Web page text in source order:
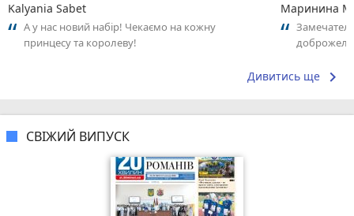
Kalyania Sabet
А у нас новий набір! Чекаємо на кожну
принцесу та королеву!
Маринина
Дивитись ще keyboard_arrow_right
СВІЖИЙ ВИПУСК